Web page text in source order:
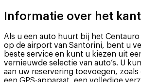
Informatie over het
Als u een auto huurt bij het Centauro
op de airport van Santorini, bent u
beste service en kunt u kiezen uit
vernieuwde selectie van auto’s. U
aan uw reservering toevoegen,
een GPS-apparaat, een volledige